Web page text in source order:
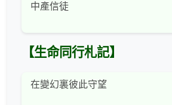
中產信徒
【生命同行札記】
在變幻裏彼此守望